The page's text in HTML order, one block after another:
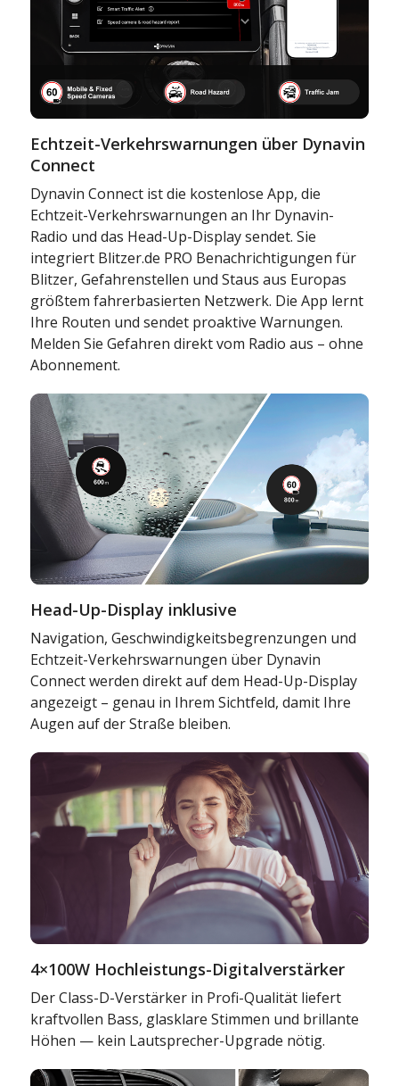
Echtzeit-Verkehrswarnungen über Dynavin
Connect
Dynavin Connect ist die kostenlose App, die
Echtzeit-Verkehrswarnungen an Ihr Dynavin-
Radio und das Head-Up-Display sendet. Sie
integriert Blitzer.de PRO Benachrichtigungen für
Blitzer, Gefahrenstellen und Staus aus Europas
größtem fahrerbasierten Netzwerk. Die App lernt
Ihre Routen und sendet proaktive Warnungen.
Melden Sie Gefahren direkt vom Radio aus – ohne
Abonnement.
Head-Up-Display inklusive
Navigation, Geschwindigkeitsbegrenzungen und
Echtzeit-Verkehrswarnungen über Dynavin
Connect werden direkt auf dem Head-Up-Display
angezeigt – genau in Ihrem Sichtfeld, damit Ihre
Augen auf der Straße bleiben.
4×100W Hochleistungs-Digitalverstärker
Der Class-D-Verstärker in Profi-Qualität liefert
kraftvollen Bass, glasklare Stimmen und brillante
Höhen — kein Lautsprecher-Upgrade nötig.